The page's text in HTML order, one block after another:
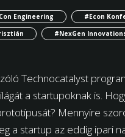
Engineering #Econ
#NexGen
Technocatalyst
a startupoknak is.
Mennyire
a startup az eddig ipari